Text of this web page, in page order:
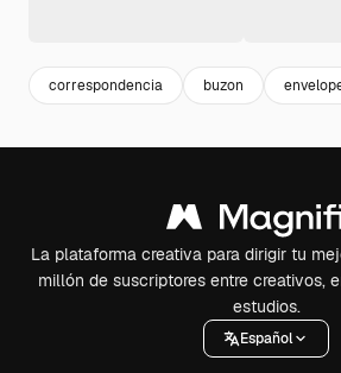
correspondencia buzon
La plataforma creativa para dirigir tu
millón de suscriptores entre creativos,
estudios.
Español